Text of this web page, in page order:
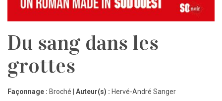
Du sang dans les
grottes
Façonnage : Broché | Auteur(s) : Hervé-André Sanger